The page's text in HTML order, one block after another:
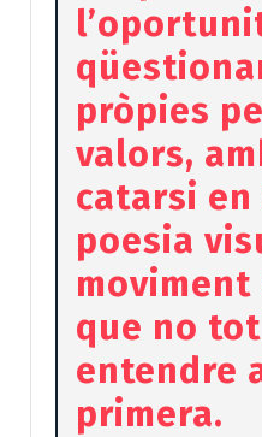
pròpies
valors,
catarsi
poesia
que no
entendre
primera.